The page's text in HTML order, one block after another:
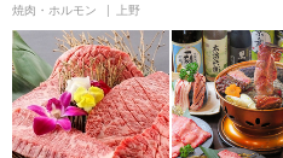
焼肉・ホルモン 上野